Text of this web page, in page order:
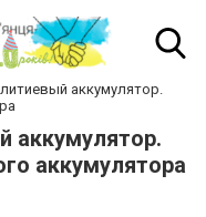
аккумулятор.
аккумулятор.
аккумулятора